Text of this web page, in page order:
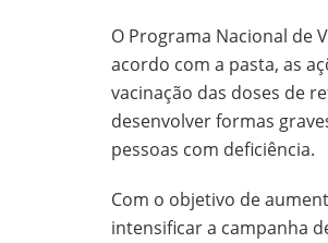
O Programa Nacional de
acordo com a pasta, as
vacinação das doses de
desenvolver formas
pessoas com deficiência.
Com o objetivo de
intensificar a campanha